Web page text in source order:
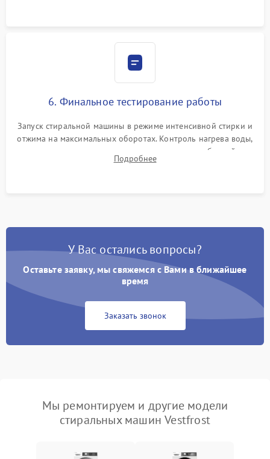
6. Финальное тестирование работы
Запуск стиральной машины в режиме интенсивной стирки и
отжима на максимальных оборотах. Контроль нагрева воды,
корректности слива, отсутствия излишних вибраций,
посторонних стуков и протечек под корпусом.
Подробнее
У Вас остались вопросы?
Оставьте заявку, мы свяжемся с Вами в ближайшее
время
Заказать звонок
Мы ремонтируем и другие модели
стиральных машин Vestfrost